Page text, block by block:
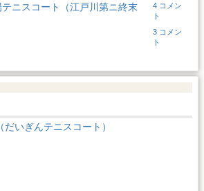
ニスコート（江戸川第ニ終末
4 コメン
ト
3 コメン
ト
いぎんテニスコート）